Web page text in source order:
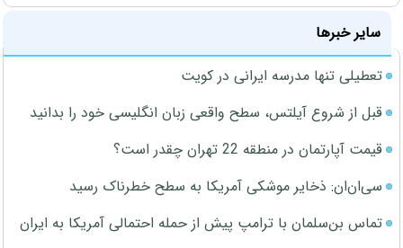
سایر خبرها
تعطیلی تنها مدرسه ایرانی در کویت
قبل از شروع آیلتس، سطح واقعی زبان انگلیسی خود را بدانید
قیمت آپارتمان در منطقه 22 تهران چقدر است؟
سی‌ان‌ان: ذخایر موشکی آمریکا به سطح خطرناک رسید
تماس بن‌سلمان با ترامپ پیش از حمله احتمالی آمریکا به ایران